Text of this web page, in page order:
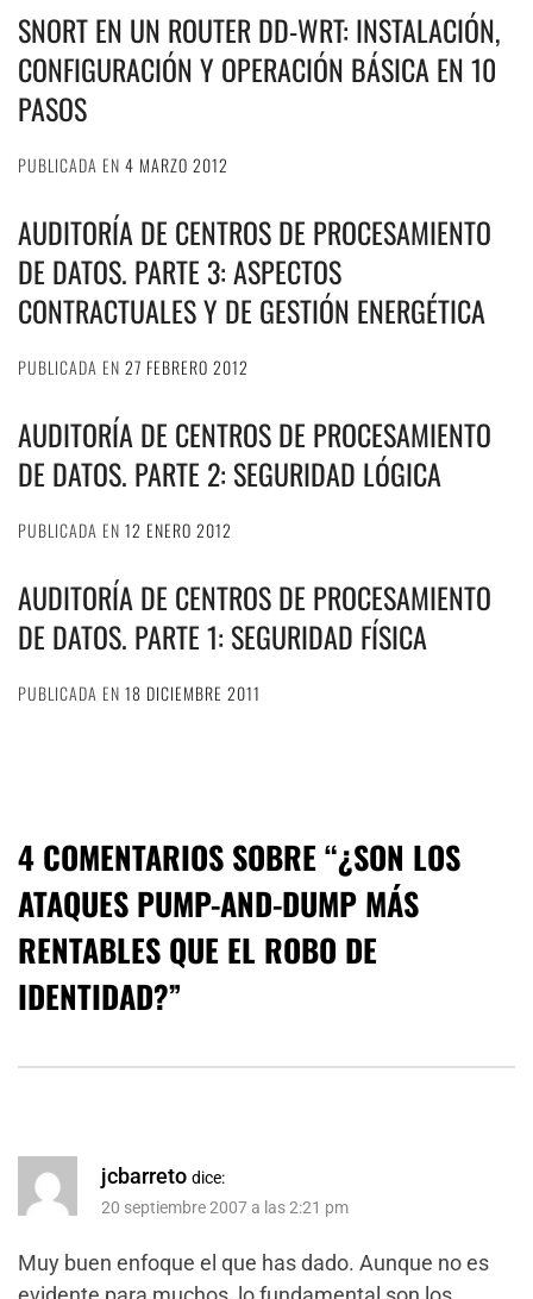
SNORT EN UN ROUTER DD-WRT: INSTALACIÓN,
CONFIGURACIÓN Y OPERACIÓN BÁSICA EN 10
PASOS
PUBLICADA EN 4 MARZO 2012
AUDITORÍA DE CENTROS DE PROCESAMIENTO
DE DATOS. PARTE 3: ASPECTOS
CONTRACTUALES Y DE GESTIÓN ENERGÉTICA
PUBLICADA EN 27 FEBRERO 2012
AUDITORÍA DE CENTROS DE PROCESAMIENTO
DE DATOS. PARTE 2: SEGURIDAD LÓGICA
PUBLICADA EN 12 ENERO 2012
AUDITORÍA DE CENTROS DE PROCESAMIENTO
DE DATOS. PARTE 1: SEGURIDAD FÍSICA
PUBLICADA EN 18 DICIEMBRE 2011
4 COMENTARIOS SOBRE “¿SON LOS
ATAQUES PUMP-AND-DUMP MÁS
RENTABLES QUE EL ROBO DE
IDENTIDAD?”
jcbarreto dice:
20 septiembre 2007 a las 2:21 pm
Muy buen enfoque el que has dado. Aunque no es